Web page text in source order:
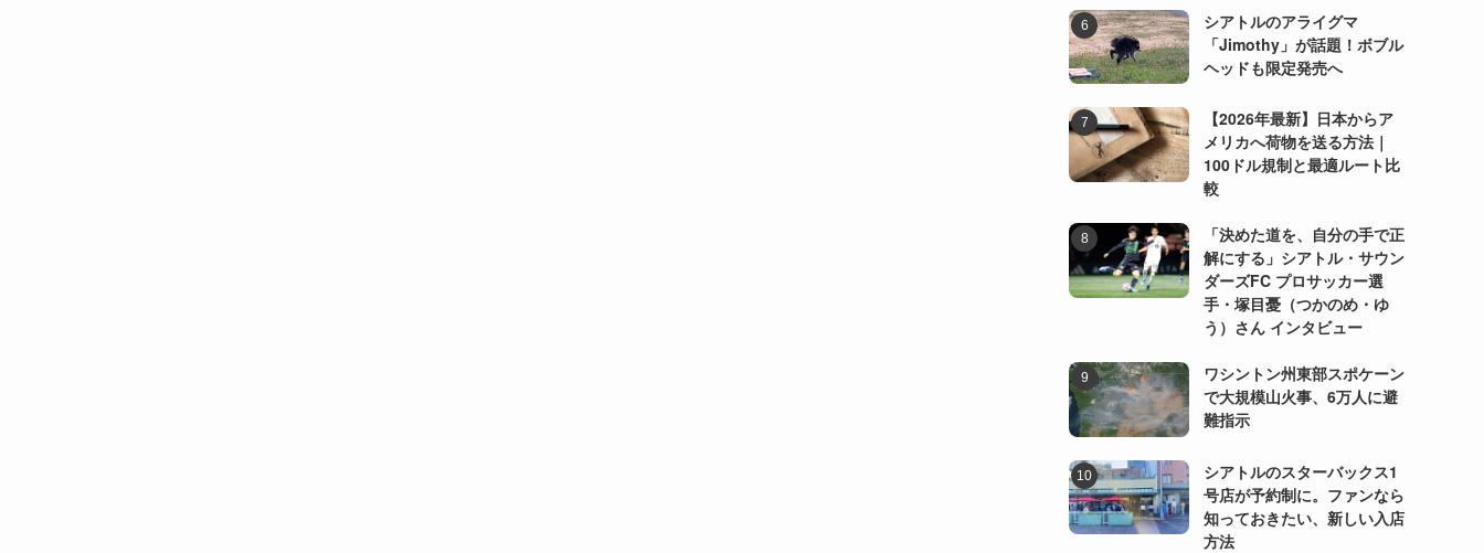
シアトルのアライグマ
「Jimothy」が話題！ボブル
ヘッドも限定発売へ
【2026年最新】日本からア
メリカへ荷物を送る方法｜
100ドル規制と最適ルート比
較
「決めた道を、自分の手で正
解にする」シアトル・サウン
ダーズFC プロサッカー選
手・塚目憂（つかのめ・ゆ
う）さん インタビュー
ワシントン州東部スポケーン
で大規模山火事、6万人に避
難指示
シアトルのスターバックス1
号店が予約制に。ファンなら
知っておきたい、新しい入店
方法